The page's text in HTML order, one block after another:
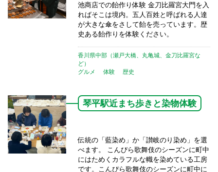
池商店での飴作り体験 金刀比羅宮大門を入
ればそこは境内。五人百姓と呼ばれる人達
が大きな傘をさして飴を売っています。歴
史ある飴作りを体験ください。
香川県中部（瀬戸大橋、丸亀城、金刀比羅宮な
ど）
グルメ
体験 歴史
琴平駅近まち歩きと染物体験
伝統の「藍染め」か「讃岐のり染め」を選
べます。 こんぴら歌舞伎のシーズンに町中
にはためくカラフルな幟を染めている工房
です。こんぴら歌舞伎のシーズンに町中に